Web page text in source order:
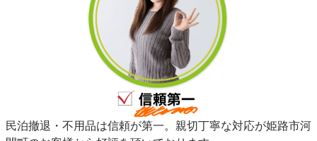
民泊撤退・不用品は信頼が第一。親切丁寧な対応が姫路市河